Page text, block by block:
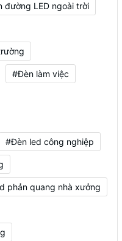
đường LED ngoài trời
#Đèn làm việc
#Đèn led công nghiệp
phản quang nhà xưởng